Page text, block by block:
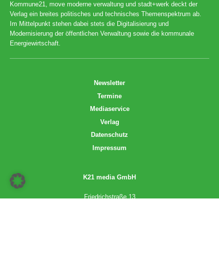
Kommune21, move moderne verwaltung und stadt+werk deckt der
Verlag ein breites politisches und technisches Themenspektrum ab.
Im Mittelpunkt stehen dabei stets die Digitalisierung und
Modernisierung der öffentlichen Verwaltung sowie die kommunale
Energiewirtschaft.
Newsletter
Termine
Mediaservice
Verlag
Datenschutz
Impressum
K21 media GmbH
Friedrichstraße 13